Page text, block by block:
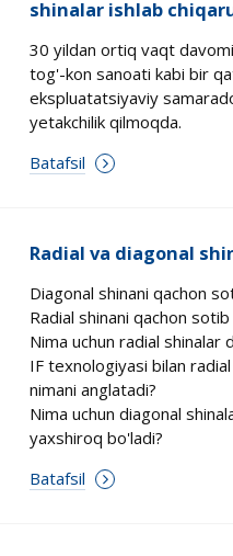
shinalar ishlab
30 yildan ortiq vaqt
tog'-kon sanoati kabi bir
ekspluatatsiyaviy
yetakchilik qilmoqda.
Batafsil
Radial va diagonal
Diagonal shinani qachon
Radial shinani qachon
Nima uchun radial
IF texnologiyasi bilan
nimani anglatadi?
Nima uchun diagonal
yaxshiroq bo'ladi?
Batafsil